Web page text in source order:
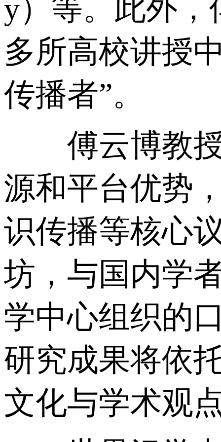
y）等。此外，
多所高校讲授
传播者”。
傅云博教授
源和平台优势
识传播等核心
坊，与国内学
学中心组织的
研究成果将依
文化与学术观